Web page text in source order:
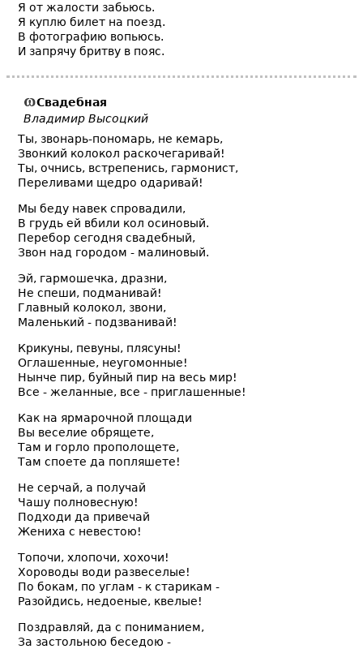
Я от жалости забьюсь.
Я куплю билет на поезд.
В фотографию вопьюсь.
И запрячу бритву в пояс.
Свадебная
Владимир Высоцкий
Ты, звонарь-пономарь, не кемарь,
Звонкий колокол раскочегаривай!
Ты, очнись, встрепенись, гармонист,
Переливами щедро одаривай!
Мы беду навек спровадили,
В грудь ей вбили кол осиновый.
Перебор сегодня свадебный,
Звон над городом - малиновый.
Эй, гармошечка, дразни,
Не спеши, подманивай!
Главный колокол, звони,
Маленький - подзванивай!
Крикуны, певуны, плясуны!
Оглашенные, неугомонные!
Нынче пир, буйный пир на весь мир!
Все - желанные, все - приглашенные!
Как на ярмарочной площади
Вы веселие обрящете,
Там и горло прополощете,
Там споете да попляшете!
Не серчай, а получай
Чашу полновесную!
Подходи да привечай
Жениха с невестою!
Топочи, хлопочи, хохочи!
Хороводы води развеселые!
По бокам, по углам - к старикам -
Разойдись, недоеные, квелые!
Поздравляй, да с пониманием,
За застольною беседою -